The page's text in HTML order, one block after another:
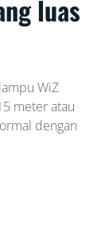
luas
WiZ
meter atau
dengan